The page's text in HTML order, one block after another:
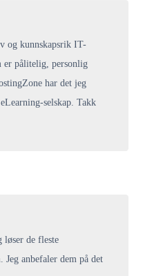
og kunnskapsrik IT-
er pålitelig, personlig
har det jeg
selskap. Takk
løser de fleste
anbefaler dem på det